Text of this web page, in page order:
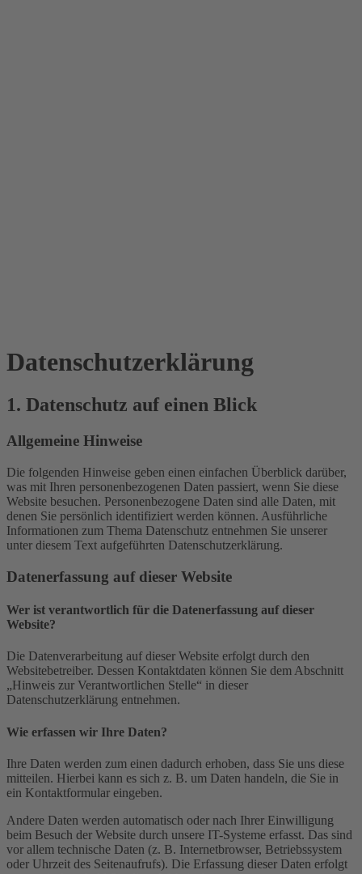
Datenschutz­erklärung
1. Datenschutz auf einen Blick
Allgemeine Hinweise
Die folgenden Hinweise geben einen einfachen Überblick darüber,
was mit Ihren personenbezogenen Daten passiert, wenn Sie diese
Website besuchen. Personenbezogene Daten sind alle Daten, mit
denen Sie persönlich identifiziert werden können. Ausführliche
Informationen zum Thema Datenschutz entnehmen Sie unserer
unter diesem Text aufgeführten Datenschutzerklärung.
Datenerfassung auf dieser Website
Wer ist verantwortlich für die Datenerfassung auf dieser
Website?
Die Datenverarbeitung auf dieser Website erfolgt durch den
Websitebetreiber. Dessen Kontaktdaten können Sie dem Abschnitt
„Hinweis zur Verantwortlichen Stelle“ in dieser
Datenschutzerklärung entnehmen.
Wie erfassen wir Ihre Daten?
Ihre Daten werden zum einen dadurch erhoben, dass Sie uns diese
mitteilen. Hierbei kann es sich z. B. um Daten handeln, die Sie in
ein Kontaktformular eingeben.
Andere Daten werden automatisch oder nach Ihrer Einwilligung
beim Besuch der Website durch unsere IT-Systeme erfasst. Das sind
vor allem technische Daten (z. B. Internetbrowser, Betriebssystem
oder Uhrzeit des Seitenaufrufs). Die Erfassung dieser Daten erfolgt